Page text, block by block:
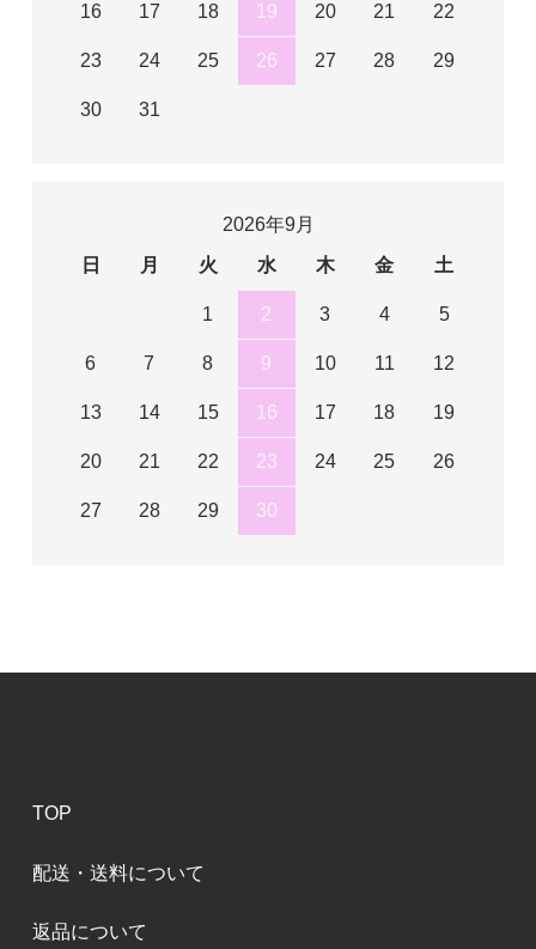
16 17 18 19 20 21 22
23 24 25 26 27 28 29
30 31
2026年9月
日
月 火 水 木 金 土
1 2 3 4 5
6 7 8 9 10 11 12
13 14 15 16 17 18 19
20 21 22 23 24 25 26
27 28 29 30
TOP
配送・送料について
返品について